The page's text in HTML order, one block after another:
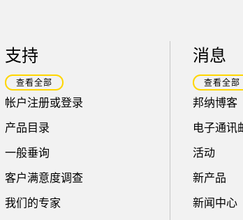
支持
查看全部
帐户注册或登录
产品目录
一般垂询
客户满意度调查
我们的专家
消息
查看全部
邦纳博客
电子通讯
活动
新产品
新闻中心